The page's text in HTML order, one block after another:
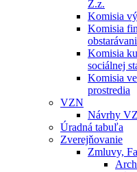
Z.z.
Komisia
Komisia
Komisia
sociálnej
Komisia
prostredia
VZN
Návrhy
Úradná tabuľa
Zverejňovanie
Zmluvy,